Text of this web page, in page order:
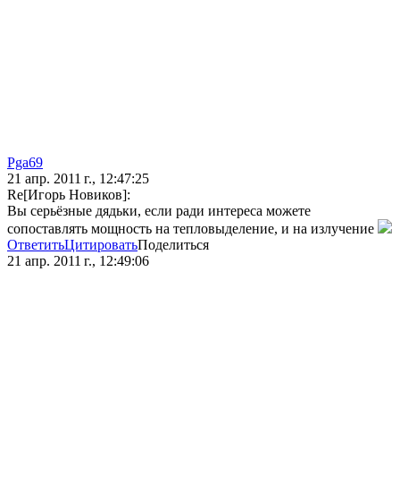
Pga69
21 апр. 2011 г., 12:47:25
Re[Игорь Новиков]:
Вы серьёзные дядьки, если ради интереса можете
сопоставлять мощность на тепловыделение, и на излучение
ОтветитьЦитироватьПоделиться
21 апр. 2011 г., 12:49:06